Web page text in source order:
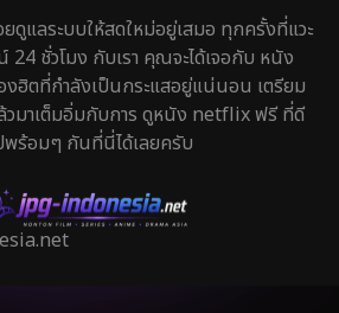
ดูแลระบบให้สดใหม่อยู่เสมอ ทุกครั้งที่แวะ
24 ชั่วโมง กับเรา คุณจะได้เจอกับ หนัง
ฮิตที่กำลังเป็นกระแสอยู่แน่นอน เตรียม
มาเต็มอิ่มกับการ ดูหนัง netflix ฟรี ที่ดี
พร้อมๆ กันที่นี่ได้เลยครับ